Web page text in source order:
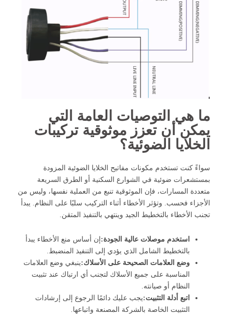
ما هي التوصيات العامة التي
يمكن أن تعزز موثوقية تركيبات
الخلايا الضوئية؟
سواءً كنت تستخدم مكونات مفاتيح الخلايا الضوئية المزودة
بمستشعرات ضوئية في الشوارع السكنية أو الطرق السريعة
متعددة المسارات، فإن الموثوقية تنبع من العملية نفسها، وليس من
الأجزاء فحسب. وتؤثر الأخطاء أثناء التركيب سلبًا على النظام. يبدأ
تجنب الأخطاء بالتخطيط الجيد وينتهي بالتنفيذ المتقن.
استخدم موصلات عالية الجودة: إن أساس منع الأخطاء يبدأ
بالتخطيط الشامل الذي يؤدي إلى التنفيذ المنضبط.
وضع العلامات الصحيحة على الأسلاك:ينبغي وضع العلامات
المناسبة على جميع الأسلاك لتجنب أي ارتباك عند تثبيت
النظام أو صيانته.
اتبع أدلة التثبيت:يجب عليك دائمًا الرجوع إلى إرشادات
التثبيت الخاصة بالشركة المصنعة واتباعها.